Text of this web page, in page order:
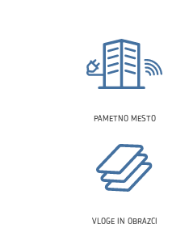
PAMETNO MESTO
VLOGE IN OBRAZCI